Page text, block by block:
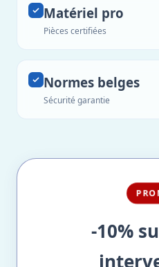
Matériel pro
Pièces certifiées
Normes belges
Sécurité garantie
-10%